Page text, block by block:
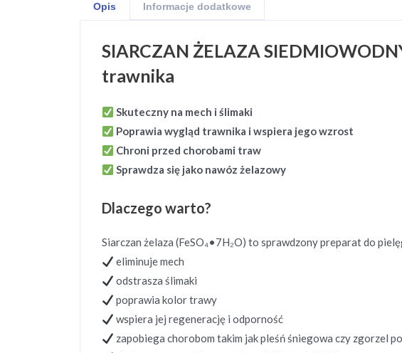
Opis Informacje dodatkowe
SIARCZAN ŻELAZA
trawnika
Skuteczny na mech i ślimaki
Poprawia wygląd trawnika i wspiera jego wzrost
Chroni przed chorobami traw
Sprawdza się jako nawóz żelazowy
Dlaczego warto?
Siarczan żelaza (FeSO₄•7H₂O) to sprawdzony preparat do
eliminuje mech
odstrasza ślimaki
poprawia kolor trawy
wspiera jej regenerację i odporność
zapobiega chorobom takim jak pleśń śniegowa czy zgorzel